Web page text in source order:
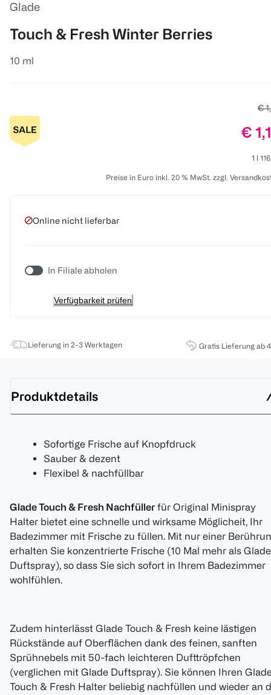
Glade
Touch & Fresh Winter Berries
10 ml
€
€
1 l
Preise in Euro inkl. 20 % MwSt. zzgl.
Online nicht lieferbar
In Filiale abholen
Verfügbarkeit prüfen
Lieferung in 2-3 Werktagen Gratis Lieferung ab
Produktdetails
Sofortige Frische auf Knopfdruck
Sauber & dezent
Flexibel & nachfüllbar
Glade Touch & Fresh Nachfüllerfür Original Minispray
Halter bietet eine schnelle und wirksame Möglicheit, Ihr
Badezimmer mit Frische zu füllen. Mit nur einer
erhalten Sie konzentrierte Frische (10 Mal mehr als Glade
Duftspray), so dass Sie sich sofort in Ihrem Badezimmer
wohlfühlen.
Zudem hinterlässt Glade Touch & Fresh keine lästigen
Rückstände auf Oberflächen dank des feinen, sanften
Sprühnebels mit 50-fach leichteren Dufttröpfchen
(verglichen mit Glade Duftspray). Sie können Ihren
Touch & Fresh Halter beliebig nachfüllen und wieder an